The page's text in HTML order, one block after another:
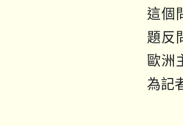
這個
題反
歐洲
為記